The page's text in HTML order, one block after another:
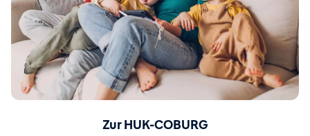
Zur HUK-COBURG